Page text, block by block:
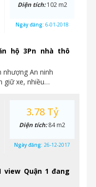
hộ 3Pn nhà thô
nhượng An ninh
giữ xe, nhiều…
Diện tích:102 m2
Ngày đăng: 6-01-2018
view Quận 1 đang
3.78 Tỷ
Diện tích:84 m2
Ngày đăng: 26-12-2017